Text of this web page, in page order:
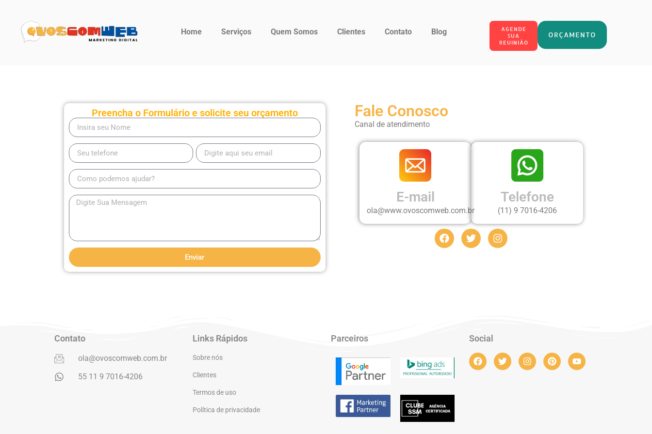
Home Serviços Quem Somos Clientes Contato Blog
AGENDE
SUA
REUINIÃO
ORÇAMENTO
Preencha o Formulário e solicite seu orçamento
Enviar
Fale Conosco
Canal de atendimento
E-mail
ola@www.ovoscomweb.com.br
Telefone
(11) 9 7016-4206
Contato
ola@ovoscomweb.com.br
55 11 9 7016-4206
Links Rápidos
Sobre nós
Clientes
Termos de uso
Política de privacidade
Parceiros Social